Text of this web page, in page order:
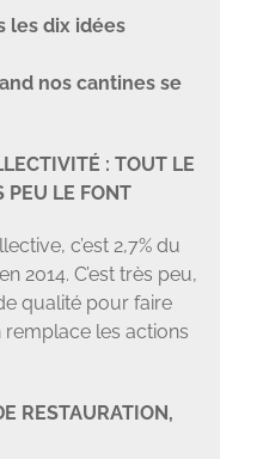
les dix idées
nos cantines se
: TOUT LE
PEU LE FONT
c’est 2,7% du
2014. C’est très peu,
qualité pour faire
les actions
RESTAURATION,